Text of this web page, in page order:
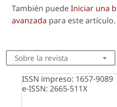
También puedeIniciar una
avanzada para este artículo.
Sobre la revista
ISSN impreso: 1657-9089
e-ISSN: 2665-511X